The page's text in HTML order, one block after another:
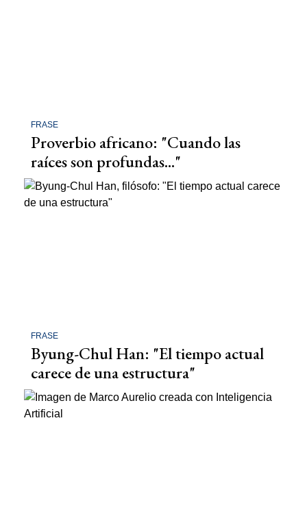
FRASE
Proverbio africano: "Cuando las
raíces son profundas..."
FRASE
Byung-Chul Han: "El tiempo actual
carece de una estructura"